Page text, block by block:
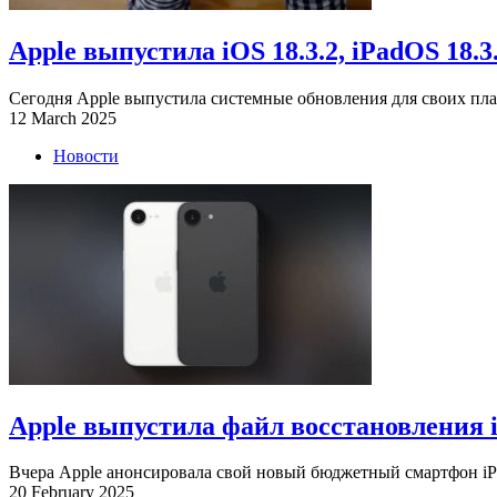
Apple выпустила iOS 18.3.2, iPadOS
Сегодня Apple выпустила системные обновления для своих
12 March 2025
Новости
Apple выпустила файл восстановления
Вчера Apple анонсировала свой новый бюджетный смартфон
20 February 2025